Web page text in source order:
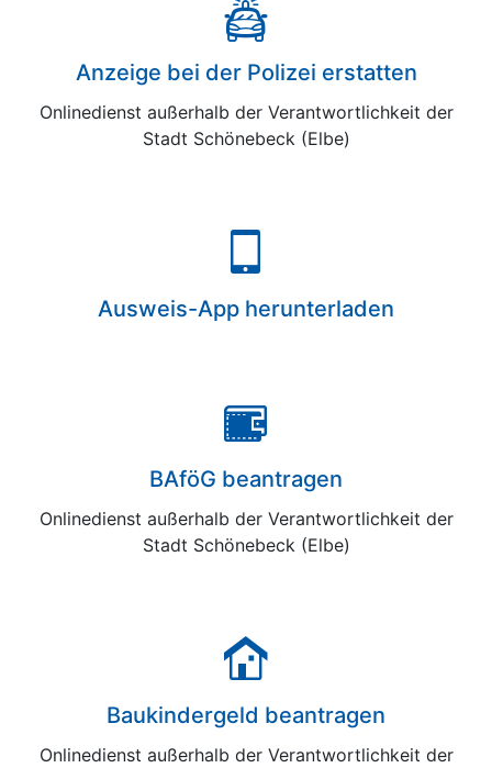
Anzeige bei der Polizei erstatten
Onlinedienst außerhalb der Verantwortlichkeit der
Stadt Schönebeck (Elbe)
Ausweis-App herunterladen
BAföG beantragen
Onlinedienst außerhalb der Verantwortlichkeit der
Stadt Schönebeck (Elbe)
Baukindergeld beantragen
Onlinedienst außerhalb der Verantwortlichkeit der